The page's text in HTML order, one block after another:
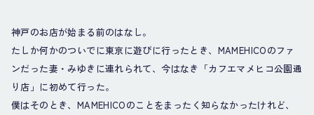
神戸のお店が始まる前のはなし。
たしか何かのついでに東京に遊びに行ったとき、MAMEHICOのファ
ンだった妻・みゆきに連れられて、今はなき「カフエマメヒコ公園通
り店」に初めて行った。
僕はそのとき、MAMEHICOのことをまったく知らなかったけれど、